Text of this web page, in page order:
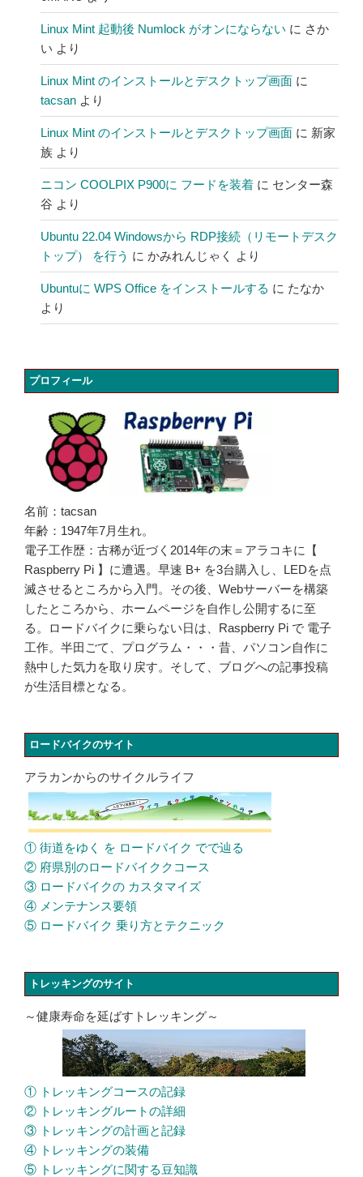
Linux Mint 起動後 Numlock がオンにならない に さか
い より
Linux Mint のインストールとデスクトップ画面 に
tacsan より
Linux Mint のインストールとデスクトップ画面 に 新家
族 より
ニコン COOLPIX P900に フードを装着 に センター森
谷 より
Ubuntu 22.04 Windowsから RDP接続（リモートデスク
トップ） を行う に かみれんじゃく より
Ubuntuに WPS Office をインストールする に たなか
より
プロフィール
名前：tacsan
年齢：1947年7月生れ。
電子工作歴：古稀が近づく2014年の末＝アラコキに【
Raspberry Pi 】に遭遇。早速 B+ を3台購入し、LEDを点
滅させるところから入門。その後、Webサーバーを構築
したところから、ホームページを自作し公開するに至
る。ロードバイクに乗らない日は、Raspberry Pi で 電子
工作。半田ごて、プログラム・・・昔、パソコン自作に
熱中した気力を取り戻す。そして、ブログへの記事投稿
が生活目標となる。
ロードバイクのサイト
アラカンからのサイクルライフ
① 街道をゆく を ロードバイク でで辿る
② 府県別のロードバイククコース
③ ロードバイクの カスタマイズ
④ メンテナンス要領
⑤ ロードバイク 乗り方とテクニック
トレッキングのサイト
～健康寿命を延ばすトレッキング～
① トレッキングコースの記録
② トレッキングルートの詳細
③ トレッキングの計画と記録
④ トレッキングの装備
⑤ トレッキングに関する豆知識